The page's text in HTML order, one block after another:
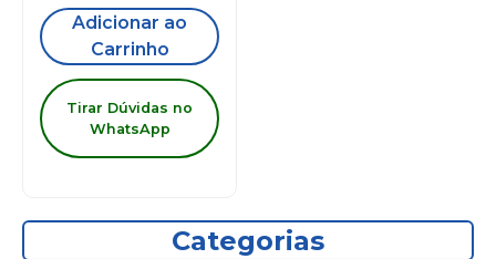
Categorias
Adicionar ao
Carrinho
Tirar Dúvidas no
WhatsApp